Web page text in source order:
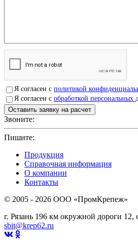
Я согласен с политикой
Я согласен с обработкой персональных
Звоните:
Пишите:
Продукция
Справочная информация
О компании
Контакты
© 2005 - 2026 OOO «ПромКрепеж»
г. Рязань 196 км окружной дороги 12,
sbit@krep62.ru